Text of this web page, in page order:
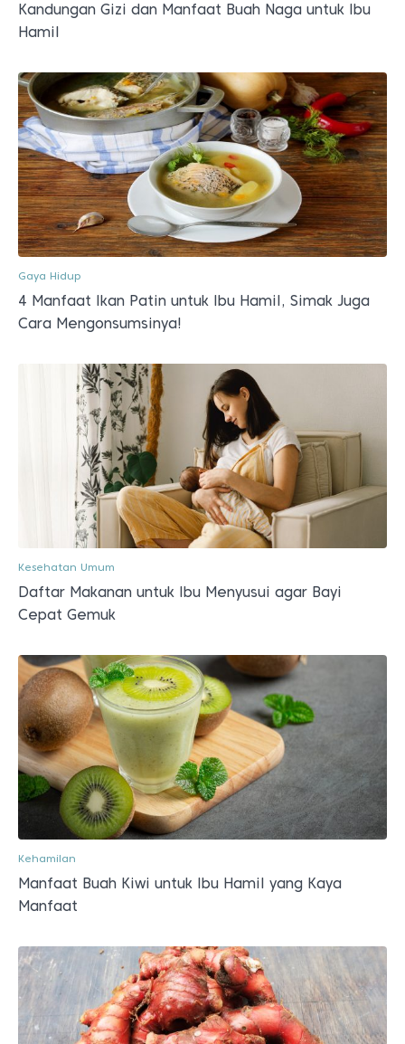
Kandungan Gizi dan Manfaat Buah Naga untuk Ibu
Hamil
Gaya Hidup
4 Manfaat Ikan Patin untuk Ibu Hamil, Simak Juga
Cara Mengonsumsinya!
Kesehatan Umum
Daftar Makanan untuk Ibu Menyusui agar Bayi
Cepat Gemuk
Kehamilan
Manfaat Buah Kiwi untuk Ibu Hamil yang Kaya
Manfaat